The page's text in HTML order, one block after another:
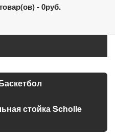
-0руб.
стойка Scholle